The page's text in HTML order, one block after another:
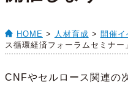
HOME > 人材育成 > 開催イ
ス循環経済フォーラムセミナー
CNFやセルロース関連の